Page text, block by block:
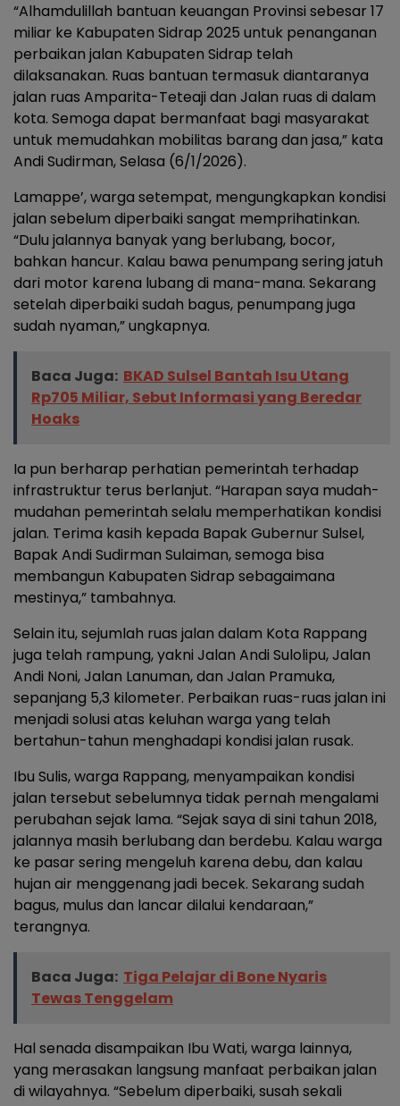
“Alhamdulillah bantuan keuangan Provinsi sebesar 17
miliar ke Kabupaten Sidrap 2025 untuk penanganan
perbaikan jalan Kabupaten Sidrap telah
dilaksanakan. Ruas bantuan termasuk diantaranya
jalan ruas Amparita-Teteaji dan Jalan ruas di dalam
kota. Semoga dapat bermanfaat bagi masyarakat
untuk memudahkan mobilitas barang dan jasa,” kata
Andi Sudirman, Selasa (6/1/2026).
Lamappe’, warga setempat, mengungkapkan kondisi
jalan sebelum diperbaiki sangat memprihatinkan.
“Dulu jalannya banyak yang berlubang, bocor,
bahkan hancur. Kalau bawa penumpang sering jatuh
dari motor karena lubang di mana-mana. Sekarang
setelah diperbaiki sudah bagus, penumpang juga
sudah nyaman,” ungkapnya.
Baca Juga: BKAD Sulsel Bantah Isu Utang
Rp705 Miliar, Sebut Informasi yang Beredar
Hoaks
Ia pun berharap perhatian pemerintah terhadap
infrastruktur terus berlanjut. “Harapan saya mudah-
mudahan pemerintah selalu memperhatikan kondisi
jalan. Terima kasih kepada Bapak Gubernur Sulsel,
Bapak Andi Sudirman Sulaiman, semoga bisa
membangun Kabupaten Sidrap sebagaimana
mestinya,” tambahnya.
Selain itu, sejumlah ruas jalan dalam Kota Rappang
juga telah rampung, yakni Jalan Andi Sulolipu, Jalan
Andi Noni, Jalan Lanuman, dan Jalan Pramuka,
sepanjang 5,3 kilometer. Perbaikan ruas-ruas jalan ini
menjadi solusi atas keluhan warga yang telah
bertahun-tahun menghadapi kondisi jalan rusak.
Ibu Sulis, warga Rappang, menyampaikan kondisi
jalan tersebut sebelumnya tidak pernah mengalami
perubahan sejak lama. “Sejak saya di sini tahun 2018,
jalannya masih berlubang dan berdebu. Kalau warga
ke pasar sering mengeluh karena debu, dan kalau
hujan air menggenang jadi becek. Sekarang sudah
bagus, mulus dan lancar dilalui kendaraan,”
terangnya.
Baca Juga: Tiga Pelajar di Bone Nyaris
Tewas Tenggelam
Hal senada disampaikan Ibu Wati, warga lainnya,
yang merasakan langsung manfaat perbaikan jalan
di wilayahnya. “Sebelum diperbaiki, susah sekali